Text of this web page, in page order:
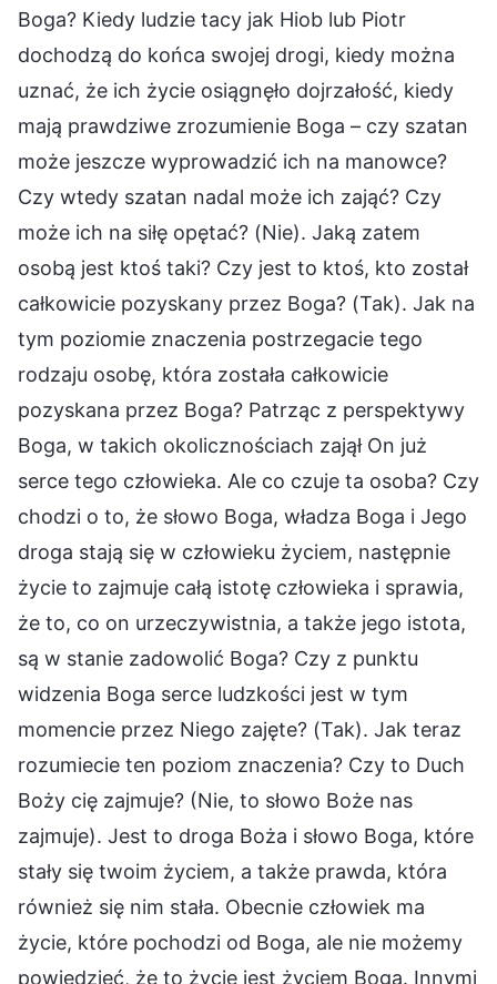
Boga? Kiedy ludzie tacy jak Hiob lub Piotr
dochodzą do końca swojej drogi, kiedy można
uznać, że ich życie osiągnęło dojrzałość, kiedy
mają prawdziwe zrozumienie Boga – czy szatan
może jeszcze wyprowadzić ich na manowce?
Czy wtedy szatan nadal może ich zająć? Czy
może ich na siłę opętać? (Nie). Jaką zatem
osobą jest ktoś taki? Czy jest to ktoś, kto został
całkowicie pozyskany przez Boga? (Tak). Jak na
tym poziomie znaczenia postrzegacie tego
rodzaju osobę, która została całkowicie
pozyskana przez Boga? Patrząc z perspektywy
Boga, w takich okolicznościach zajął On już
serce tego człowieka. Ale co czuje ta osoba? Czy
chodzi o to, że słowo Boga, władza Boga i Jego
droga stają się w człowieku życiem, następnie
życie to zajmuje całą istotę człowieka i sprawia,
że to, co on urzeczywistnia, a także jego istota,
są w stanie zadowolić Boga? Czy z punktu
widzenia Boga serce ludzkości jest w tym
momencie przez Niego zajęte? (Tak). Jak teraz
rozumiecie ten poziom znaczenia? Czy to Duch
Boży cię zajmuje? (Nie, to słowo Boże nas
zajmuje). Jest to droga Boża i słowo Boga, które
stały się twoim życiem, a także prawda, która
również się nim stała. Obecnie człowiek ma
życie, które pochodzi od Boga, ale nie możemy
powiedzieć, że to życie jest życiem Boga. Innymi